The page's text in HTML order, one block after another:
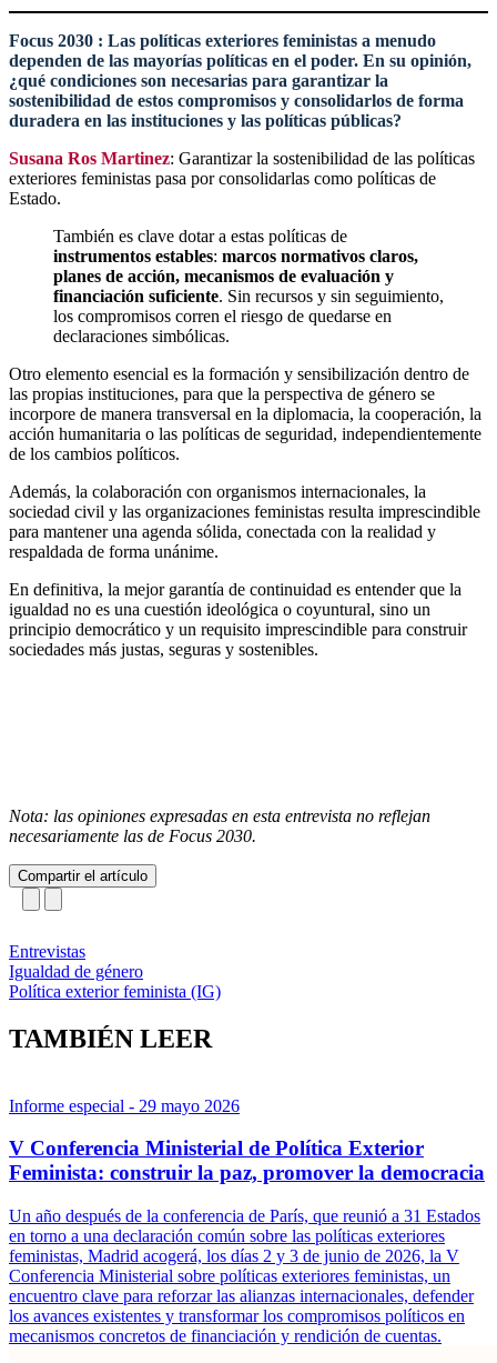
Focus 2030 : Las políticas exteriores feministas a menudo
dependen de las mayorías políticas en el poder. En su opinión,
¿qué condiciones son necesarias para garantizar la
sostenibilidad de estos compromisos y consolidarlos de forma
duradera en las instituciones y las políticas públicas?
Susana Ros Martinez: Garantizar la sostenibilidad de las políticas
exteriores feministas pasa por consolidarlas como políticas de
Estado.
También es clave dotar a estas políticas de
instrumentos estables: marcos normativos claros,
planes de acción, mecanismos de evaluación y
financiación suficiente. Sin recursos y sin seguimiento,
los compromisos corren el riesgo de quedarse en
declaraciones simbólicas.
Otro elemento esencial es la formación y sensibilización dentro de
las propias instituciones, para que la perspectiva de género se
incorpore de manera transversal en la diplomacia, la cooperación, la
acción humanitaria o las políticas de seguridad, independientemente
de los cambios políticos.
Además, la colaboración con organismos internacionales, la
sociedad civil y las organizaciones feministas resulta imprescindible
para mantener una agenda sólida, conectada con la realidad y
respaldada de forma unánime.
En definitiva, la mejor garantía de continuidad es entender que la
igualdad no es una cuestión ideológica o coyuntural, sino un
principio democrático y un requisito imprescindible para construir
sociedades más justas, seguras y sostenibles.
Nota: las opiniones expresadas en esta entrevista no reflejan
necesariamente las de Focus 2030.
Compartir el artículo
Entrevistas
Igualdad de género
Política exterior feminista (IG)
TAMBIÉN LEER
Informe especial - 29 mayo 2026
V Conferencia Ministerial de Política Exterior
Feminista: construir la paz, promover la democracia
Un año después de la conferencia de París, que reunió a 31 Estados
en torno a una declaración común sobre las políticas exteriores
feministas, Madrid acogerá, los días 2 y 3 de junio de 2026, la V
Conferencia Ministerial sobre políticas exteriores feministas, un
encuentro clave para reforzar las alianzas internacionales, defender
los avances existentes y transformar los compromisos políticos en
mecanismos concretos de financiación y rendición de cuentas.